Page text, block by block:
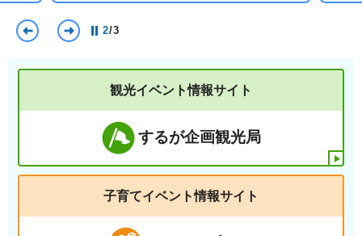
前のスライドを表示
2/3
観光イベント情報サイト
するが企画観光局
子育てイベント情報サイト